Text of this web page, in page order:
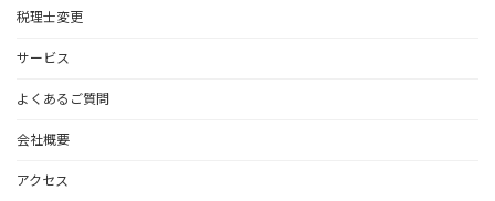
税理士変更
サービス
よくあるご質問
会社概要
アクセス